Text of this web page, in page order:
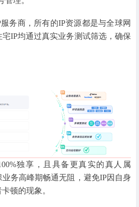
务商，所有的IP资源都是与全球网
IP均通过真实业务测试筛选，确保
独享，且具备更真实的真人属
务高峰期畅通无阻，避免IP因自身
顿的现象。